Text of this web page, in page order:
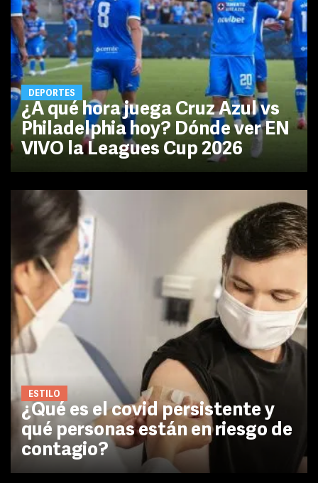
DEPORTES
¿A qué hora juega Cruz Azul vs
Philadelphia hoy? Dónde ver EN
VIVO la Leagues Cup 2026
ESTILO
¿Qué es el covid persistente y
qué personas están en riesgo de
contagio?